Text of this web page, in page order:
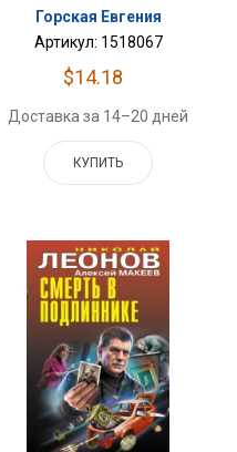
Горская Евгения
Артикул: 1518067
$14.18
Доставка за 14–20 дней
КУПИТЬ